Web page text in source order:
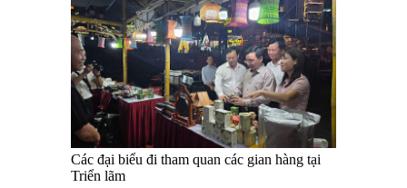
Các đại biểu đi tham quan các gian hàng tại
Triển lãm